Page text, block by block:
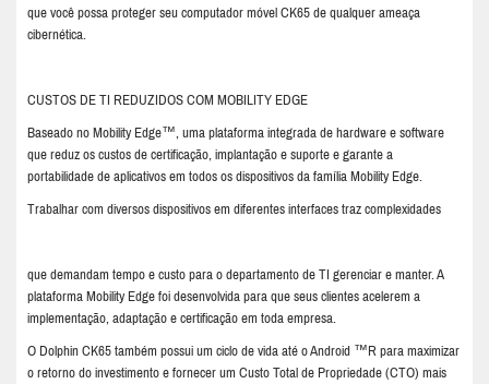
que você possa proteger seu computador móvel CK65 de qualquer ameaça
cibernética.
CUSTOS DE TI REDUZIDOS COM MOBILITY EDGE
Baseado no Mobility Edge™, uma plataforma integrada de hardware e software
que reduz os custos de certificação, implantação e suporte e garante a
portabilidade de aplicativos em todos os dispositivos da família Mobility Edge.
Trabalhar com diversos dispositivos em diferentes interfaces traz complexidades
que demandam tempo e custo para o departamento de TI gerenciar e manter. A
plataforma Mobility Edge foi desenvolvida para que seus clientes acelerem a
implementação, adaptação e certificação em toda empresa.
O Dolphin CK65 também possui um ciclo de vida até o Android ™R para maximizar
o retorno do investimento e fornecer um Custo Total de Propriedade (CTO) mais